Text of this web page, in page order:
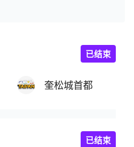
奎松城首都
已结束
已结束